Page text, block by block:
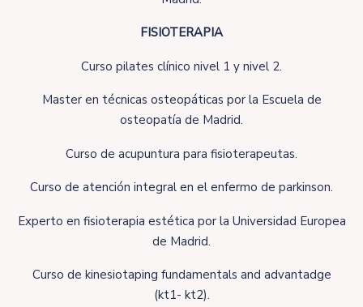
FISIOTERAPIA
Curso pilates clínico nivel 1 y nivel 2.
Master en técnicas osteopáticas por la Escuela de
osteopatía de Madrid.
Curso de acupuntura para fisioterapeutas.
Curso de atención integral en el enfermo de parkinson.
Experto en fisioterapia estética por la Universidad Europea
de Madrid.
Curso de kinesiotaping fundamentals and advantadge
(kt1- kt2).